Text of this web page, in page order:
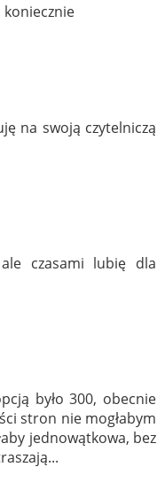
koniecznie
na swoją czytelniczą
czasami lubię dla
było 300, obecnie
stron nie mogłabym
jednowątkowa, bez